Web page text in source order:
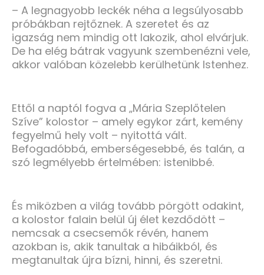
– A legnagyobb leckék néha a legsúlyosabb
próbákban rejtőznek. A szeretet és az
igazság nem mindig ott lakozik, ahol elvárjuk.
De ha elég bátrak vagyunk szembenézni vele,
akkor valóban közelebb kerülhetünk Istenhez.
Ettől a naptól fogva a „Mária Szeplőtelen
Szíve” kolostor – amely egykor zárt, kemény
fegyelmű hely volt – nyitottá vált.
Befogadóbbá, emberségesebbé, és talán, a
szó legmélyebb értelmében: istenibbé.
És miközben a világ tovább pörgött odakint,
a kolostor falain belül új élet kezdődött –
nemcsak a csecsemők révén, hanem
azokban is, akik tanultak a hibáikból, és
megtanultak újra bízni, hinni, és szeretni.